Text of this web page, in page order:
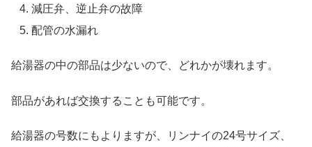
減圧弁、逆止弁の故障
配管の水漏れ
給湯器の中の部品は少ないので、どれかが壊れます。
部品があれば交換することも可能です。
給湯器の号数にもよりますが、リンナイの24号サイズ、